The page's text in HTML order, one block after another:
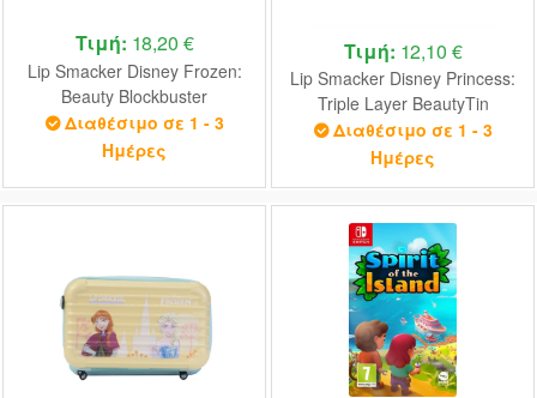
Τιμή: 18,20 €
Lip Smacker Disney Frozen:
Beauty Blockbuster
(1510691E)
Διαθέσιμο σε 1 - 3
Ημέρες
Τιμή: 12,10 €
Lip Smacker Disney Princess:
Triple Layer BeautyTin
(1510674E)
Διαθέσιμο σε 1 - 3
Ημέρες